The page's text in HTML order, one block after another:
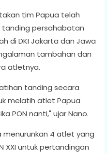
tim Papua telah
tanding persahabatan
di DKI Jakarta dan Jawa
tambahan dan
atletnya.
tanding secara
melatih atlet Papua
PON nanti," ujar Nano.
menurunkan 4 atlet yang
XXI untuk pertandingan